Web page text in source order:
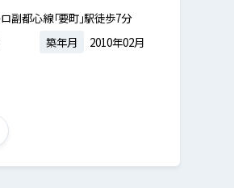
副都心線「要町」駅徒歩7分
築年月 2010年02月